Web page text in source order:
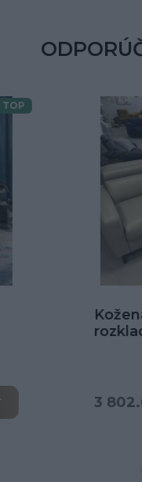
Kožená
rozkladom
3 802.00 €